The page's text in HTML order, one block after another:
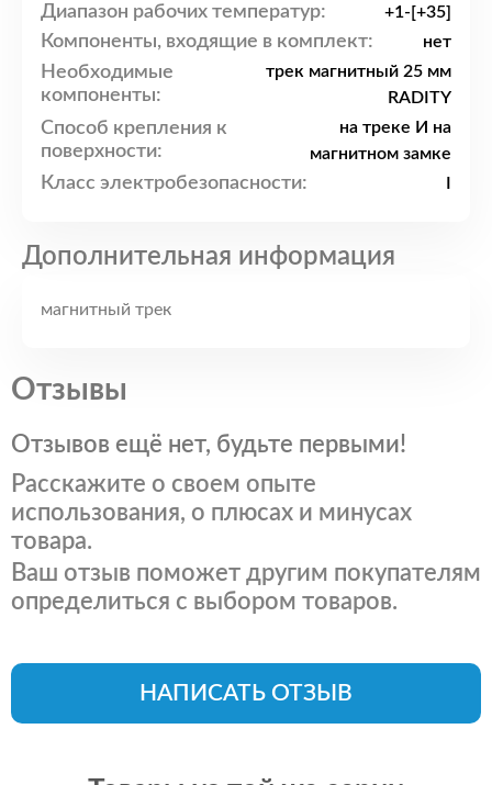
Диапазон рабочих температур: +1-[+35]
Компоненты, входящие в комплект: нет
Необходимые
компоненты:
трек магнитный 25 мм
RADITY
Способ крепления к
поверхности:
на треке И на
магнитном замке
Класс электробезопасности:
Дополнительная информация
магнитный трек
Отзывы
Отзывов ещё нет, будьте первыми!
Расскажите о своем опыте
использования, о плюсах и минусах
товара.
Ваш отзыв поможет другим покупателям
определиться с выбором товаров.
НАПИСАТЬ ОТЗЫВ